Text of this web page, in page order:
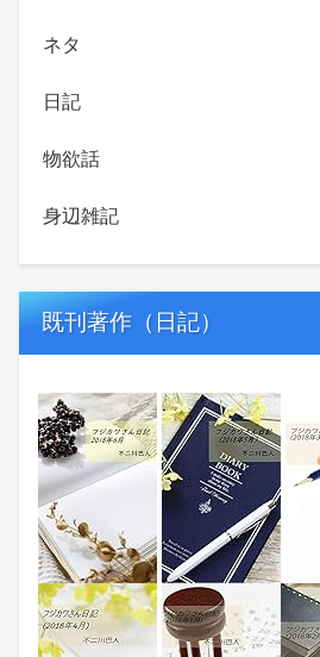
ネタ
日記
物欲話
身辺雑記
既刊著作（日記）